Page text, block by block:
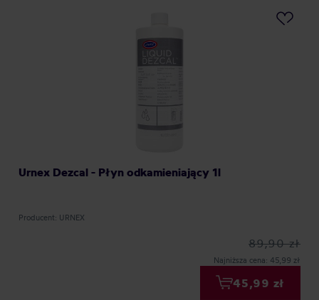
Urnex Dezcal - Płyn odkamieniający 1l
Producent: URNEX
89,90 zł
Najniższa cena: 45,99 zł
45,99 zł